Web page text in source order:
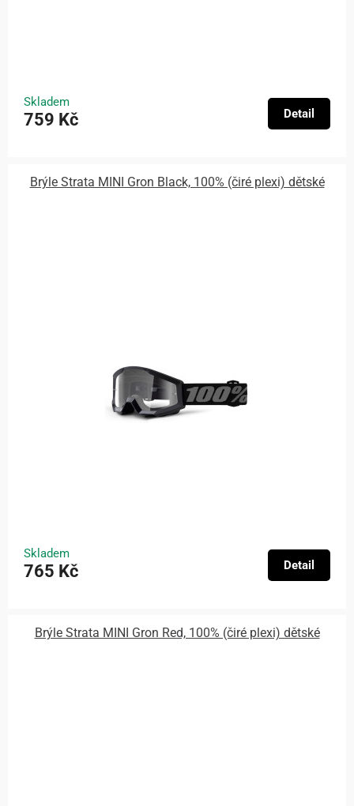
Skladem
759 Kč Detail
Brýle Strata MINI Gron Black, 100% (čiré plexi) dětské
Skladem
765 Kč Detail
Brýle Strata MINI Gron Red, 100% (čiré plexi) dětské